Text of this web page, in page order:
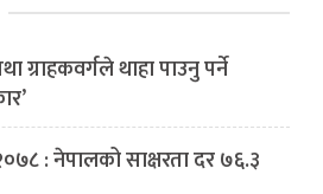
ग्राहकवर्गले थाहा पाउनु पर्ने
: नेपालको साक्षरता दर ७६.३